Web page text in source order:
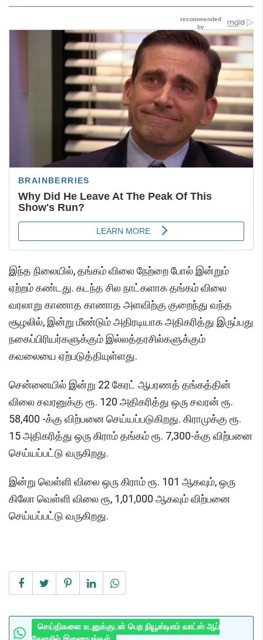
இந்த நிலையில், தங்கம் விலை நேற்றை போல் இன்றும்
ஏற்றம் கண்டது. கடந்த சில நாட்களாக தங்கம் விலை
வரலாறு காணாத காணாத அளவிற்கு குறைந்து வந்த
சூழலில், இன்று மீண்டும் அதிரடியாக அதிகரித்து இருப்பது
நகைப்பிரியர்களுக்கும் இல்லத்தரசில்களுக்கும்
கவலையை ஏற்படுத்தியுள்ளது.
சென்னையில் இன்று 22 கேரட் ஆபரணத் தங்கத்தின்
விலை சவரனுக்கு ரூ. 120 அதிகரித்து ஒரு சவரன் ரூ.
58,400 -க்கு விற்பனை செய்யப்படுகிறது. கிராமுக்கு ரூ.
15 அதிகரித்து ஒரு கிராம் தங்கம் ரூ. 7,300-க்கு விற்பனை
செய்யப்பட்டு வருகிறது.
இன்று வெள்ளி விலை ஒரு கிராம் ரூ. 101 ஆகவும், ஒரு
கிலோ வெள்ளி விலை ரூ, 1,01,000 ஆகவும் விற்பனை
செய்யப்பட்டு வருகிறது.
செய்திகளை உடனுக்குடன் பெற நியூஸ்டிஎம் வாட்ஸ் ஆப்